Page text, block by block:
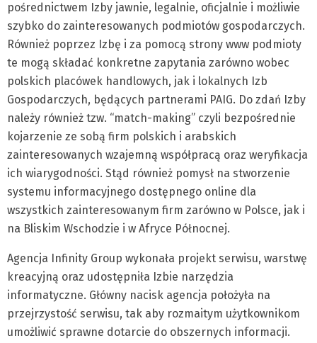
pośrednictwem Izby jawnie, legalnie, oficjalnie i możliwie
szybko do zainteresowanych podmiotów gospodarczych.
Również poprzez Izbę i za pomocą strony www podmioty
te mogą składać konkretne zapytania zarówno wobec
polskich placówek handlowych, jak i lokalnych Izb
Gospodarczych, będących partnerami PAIG. Do zdań Izby
należy również tzw. “match-making” czyli bezpośrednie
kojarzenie ze sobą firm polskich i arabskich
zainteresowanych wzajemną współpracą oraz weryfikacja
ich wiarygodności. Stąd również pomysł na stworzenie
systemu informacyjnego dostępnego online dla
wszystkich zainteresowanym firm zarówno w Polsce, jak i
na Bliskim Wschodzie i w Afryce Północnej.
Agencja Infinity Group wykonała projekt serwisu, warstwę
kreacyjną oraz udostępniła Izbie narzędzia
informatyczne. Główny nacisk agencja położyła na
przejrzystość serwisu, tak aby rozmaitym użytkownikom
umożliwić sprawne dotarcie do obszernych informacji.